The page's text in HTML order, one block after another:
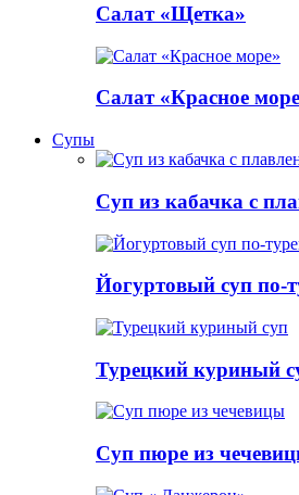
Салат «Щетка»
Салат «Красное
Супы
Суп из кабачка с
Йогуртовый суп по-
Турецкий куриный
Суп пюре из